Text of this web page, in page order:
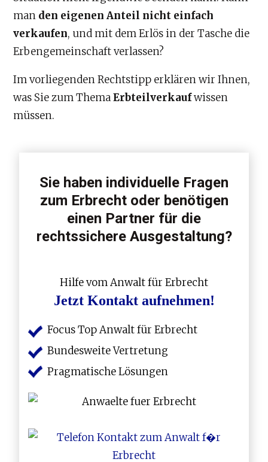
man den eigenen Anteil nicht einfach
verkaufen, und mit dem Erlös in der Tasche die
Erbengemeinschaft verlassen?
Im vorliegenden Rechtstipp erklären wir Ihnen,
was Sie zum ThemaErbteilverkaufwissen
müssen.
Sie haben individuelle Fragen
zum Erbrecht oder benötigen
einen Partner für die
rechtssichere Ausgestaltung?
Hilfe vom Anwalt für Erbrecht
Jetzt Kontakt aufnehmen!
Focus Top Anwalt für Erbrecht
Bundesweite Vertretung
Pragmatische Lösungen